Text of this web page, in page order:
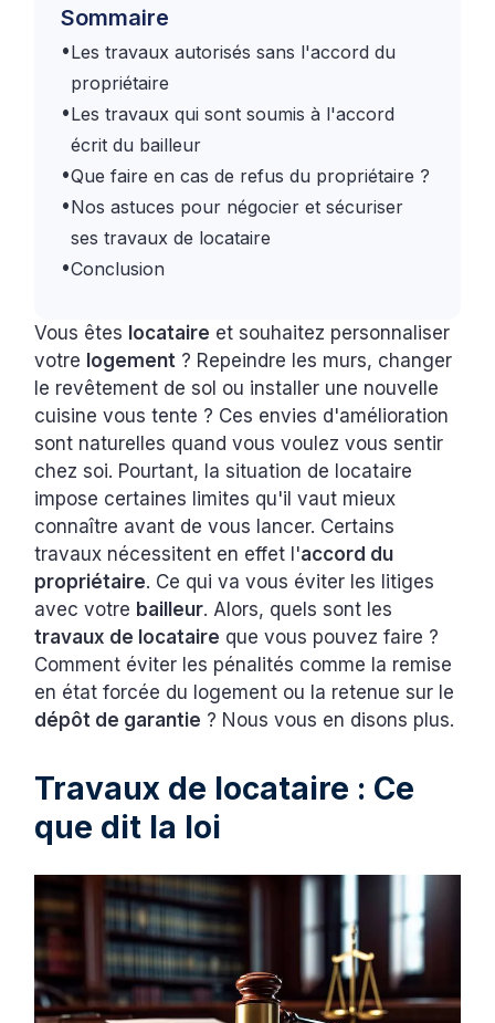
Sommaire
•Les travaux autorisés sans l'accord du
propriétaire
•Les travaux qui sont soumis à l'accord
écrit du bailleur
•Que faire en cas de refus du propriétaire ?
•Nos astuces pour négocier et sécuriser
ses travaux de locataire
•Conclusion
Vous êtes locataire et souhaitez personnaliser
votre logement ? Repeindre les murs, changer
le revêtement de sol ou installer une nouvelle
cuisine vous tente ? Ces envies d'amélioration
sont naturelles quand vous voulez vous sentir
chez soi. Pourtant, la situation de locataire
impose certaines limites qu'il vaut mieux
connaître avant de vous lancer. Certains
travaux nécessitent en effet l'accord du
propriétaire. Ce qui va vous éviter les litiges
avec votre bailleur. Alors, quels sont les
travaux de locataire que vous pouvez faire ?
Comment éviter les pénalités comme la remise
en état forcée du logement ou la retenue sur le
dépôt de garantie ? Nous vous en disons plus.
Travaux de locataire : Ce
que dit la loi